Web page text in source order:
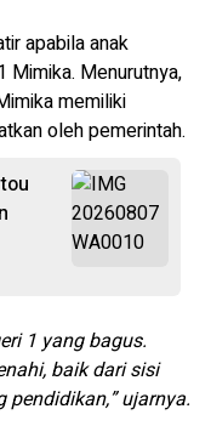
apabila anak
Mimika. Menurutnya,
memiliki
oleh pemerintah.
1 yang bagus.
baik dari sisi
ujarnya.